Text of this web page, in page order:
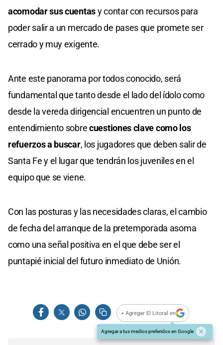
acomodar sus cuentasy contar con recursos para
poder salir a un mercado de pases que promete ser
cerrado y muy exigente.
Ante este panorama por todos conocido, será
fundamental que tanto desde el lado del ídolo como
desde la vereda dirigencial encuentren un punto de
entendimiento sobrecuestiones clave como los
refuerzos a buscar, los jugadores que deben salir de
Santa Fe y el lugar que tendrán los juveniles en el
equipo que se viene.
Con las posturas y las necesidades claras, el cambio
de fecha del arranque de la pretemporada asoma
como una señal positiva en el que debe ser el
puntapié inicial del futuro inmediato de Unión.
+ Agregar El Litoral en
Agregar a tus medios preferidos en Google